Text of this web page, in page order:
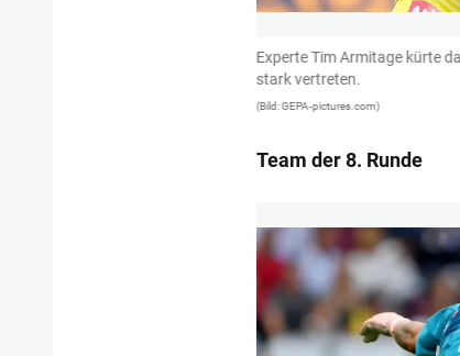
Experte Tim Armitage kürte
stark vertreten.
(Bild: GEPA-pictures.com)
Team der 8. Runde
1/13